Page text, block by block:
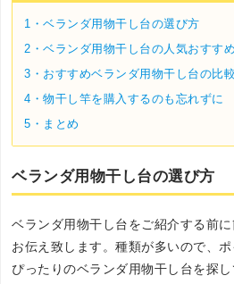
1・ベランダ用物干し台の選び方
2・ベランダ用物干し台の人気おすす
3・ おすすめベランダ用物干し台の比
4・物干し竿を購入するのも忘れずに
5・ まとめ
ベランダ用物干し台の選び方
ベランダ用物干し台をご紹介する前
お伝え致します。種類が多いので、
ぴったりのベランダ用物干し台を探し